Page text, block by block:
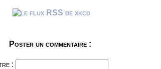
Poster un commentaire :
: